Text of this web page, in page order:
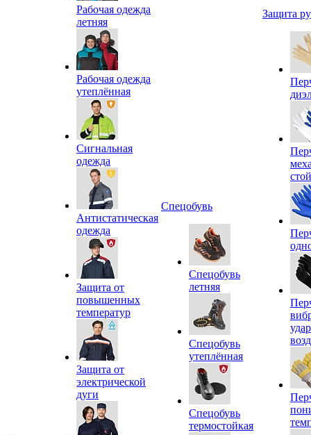
Рабочая одежда
летняя
Рабочая одежда
утеплённая
Сигнальная
одежда
Антистатическая
одежда
Защита от
повышенных
температур
Защита от
электрической
дуги
Спецобувь
Спецобувь
летняя
Спецобувь
утеплённая
Спецобувь
термостойкая
Защита